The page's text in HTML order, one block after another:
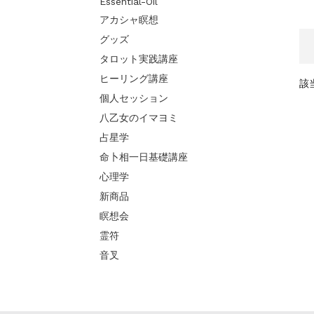
該
アカシャ瞑想
グッズ
タロット実践講座
ヒーリング講座
個人セッション
八乙女のイマヨミ
占星学
命卜相一日基礎講座
心理学
新商品
瞑想会
霊符
音叉